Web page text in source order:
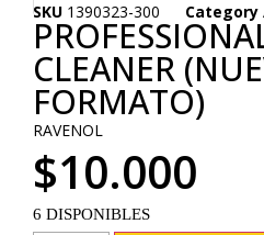
SKU 1390323-300 Category
CLEANER
FORMATO)
RAVENOL
$10.000
6 DISPONIBLES